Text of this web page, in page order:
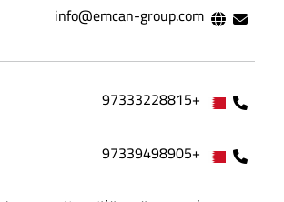
info@emcan-group.com
+97333228815
+97339498905